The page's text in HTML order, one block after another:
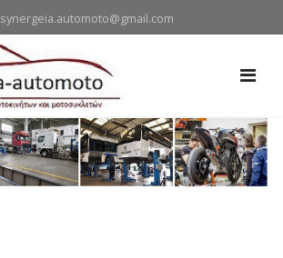
synergeia.automoto@gmail.com